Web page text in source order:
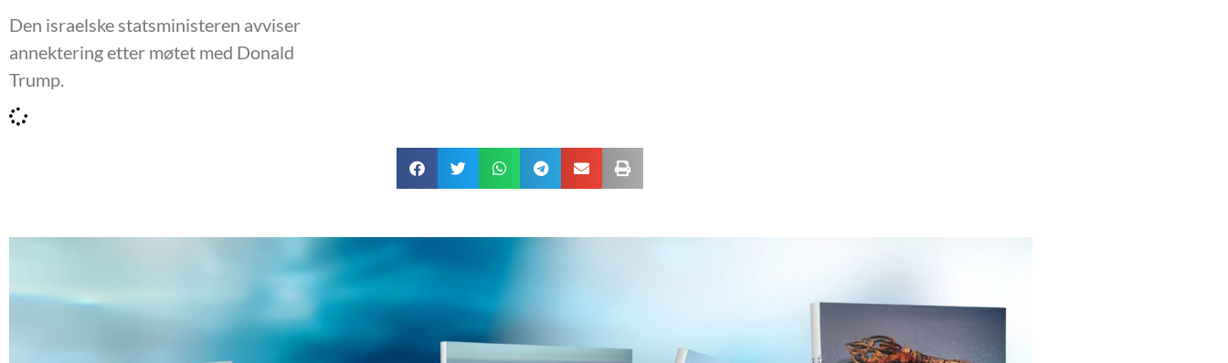
Den israelske statsministeren avviser
annektering etter møtet med Donald
Trump.